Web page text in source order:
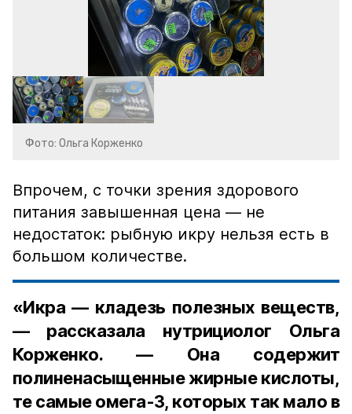
Фото: Ольга Корженко
Впрочем, с точки зрения здорового
питания завышенная цена — не
недостаток: рыбную икру нельзя есть в
большом количестве.
«Икра — кладезь полезных веществ,
— рассказала нутрициолог Ольга
Корженко. — Она содержит
полиненасыщенные жирные кислоты,
те самые омега-3, которых так мало в